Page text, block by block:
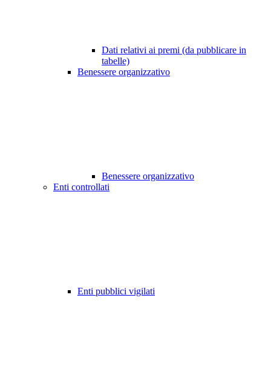
Dati relativi ai premi (da pubblicare in
tabelle)
Benessere organizzativo
Benessere organizzativo
Enti controllati
Enti pubblici vigilati